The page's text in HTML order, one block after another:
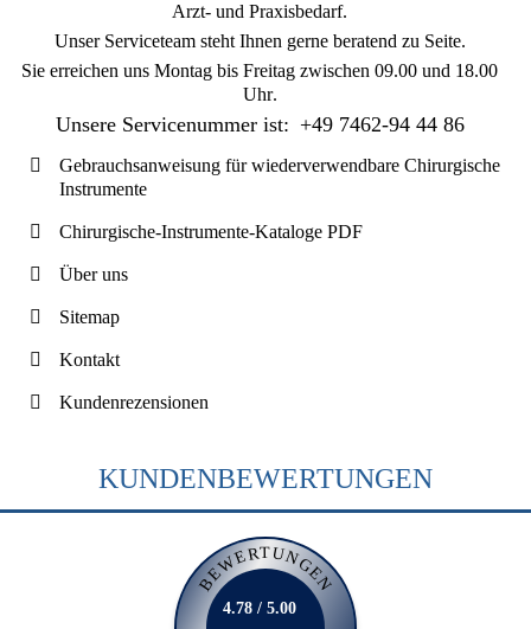
Arzt- und Praxisbedarf.
Unser Serviceteam steht Ihnen gerne beratend zu Seite.
Sie erreichen uns Montag bis Freitag zwischen 09.00 und 18.00
Uhr.
Unsere Servicenummer ist: +49 7462-94 44 86
Gebrauchsanweisung für wiederverwendbare Chirurgische
Instrumente
Chirurgische-Instrumente-Kataloge PDF
Über uns
Sitemap
Kontakt
Kundenrezensionen
KUNDENBEWERTUNGEN
BEWERTUNGEN
4.78 / 5.00